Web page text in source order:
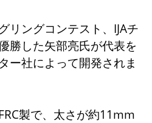
リングコンテスト、IJAチ
勝した矢部亮氏が代表を
ー社によって開発されま
製で、太さが約11mm